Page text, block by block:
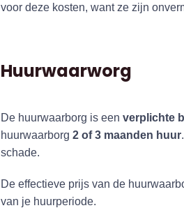
voor deze kosten, want ze zijn
Huurwaarworg
De huurwaarborg is een verplichte
huurwaarborg 2 of 3 maanden huur
schade.
De effectieve prijs van de
van je huurperiode.